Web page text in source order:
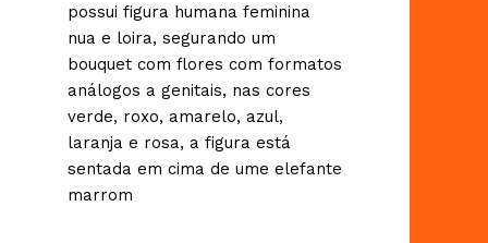
possui figura humana feminina
nua e loira, segurando um
bouquet com flores com formatos
análogos a genitais, nas cores
verde, roxo, amarelo, azul,
laranja e rosa, a figura está
sentada em cima de ume elefante
marrom